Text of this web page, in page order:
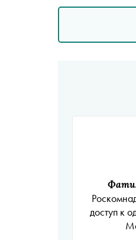
доступ к